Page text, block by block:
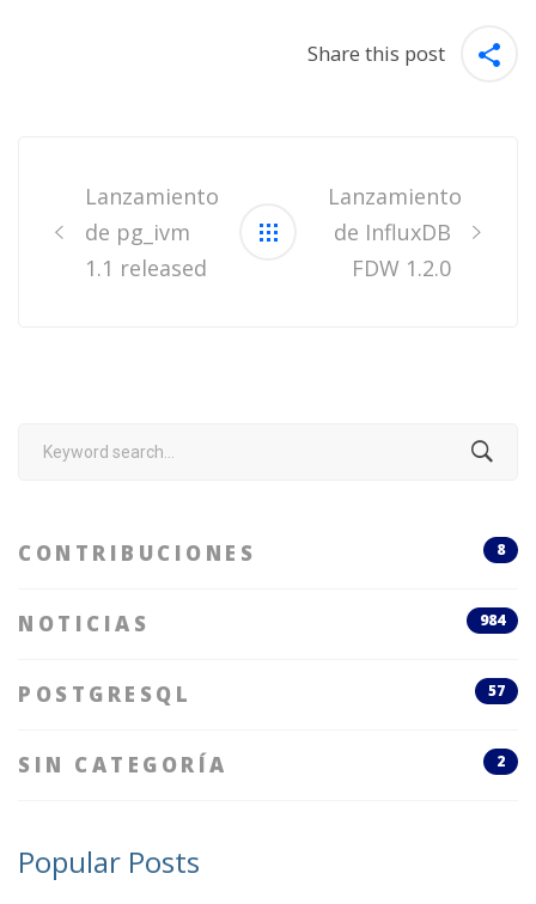
Share this post
navigation
Lanzamiento
de pg_ivm
1.1 released
Lanzamiento
de InfluxDB
FDW 1.2.0
Search
CONTRIBUCIONES 8
NOTICIAS 984
POSTGRESQL 57
SIN CATEGORÍA 2
Popular Posts